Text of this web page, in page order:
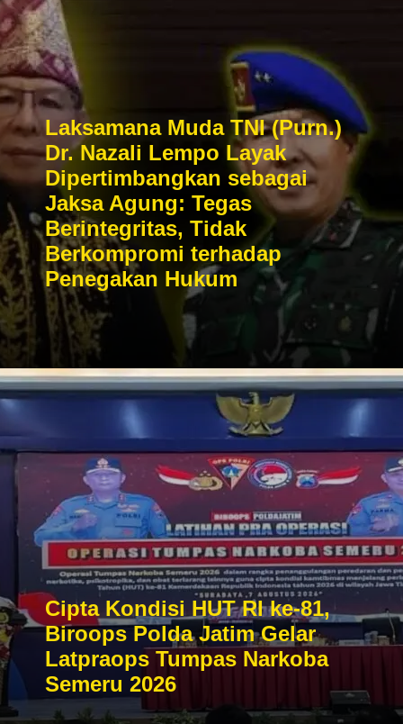
Laksamana Muda TNI (Purn.)
Dr. Nazali Lempo Layak
Dipertimbangkan sebagai
Jaksa Agung: Tegas
Berintegritas, Tidak
Berkompromi terhadap
Penegakan Hukum
Cipta Kondisi HUT RI ke-81,
Biroops Polda Jatim Gelar
Latpraops Tumpas Narkoba
Semeru 2026